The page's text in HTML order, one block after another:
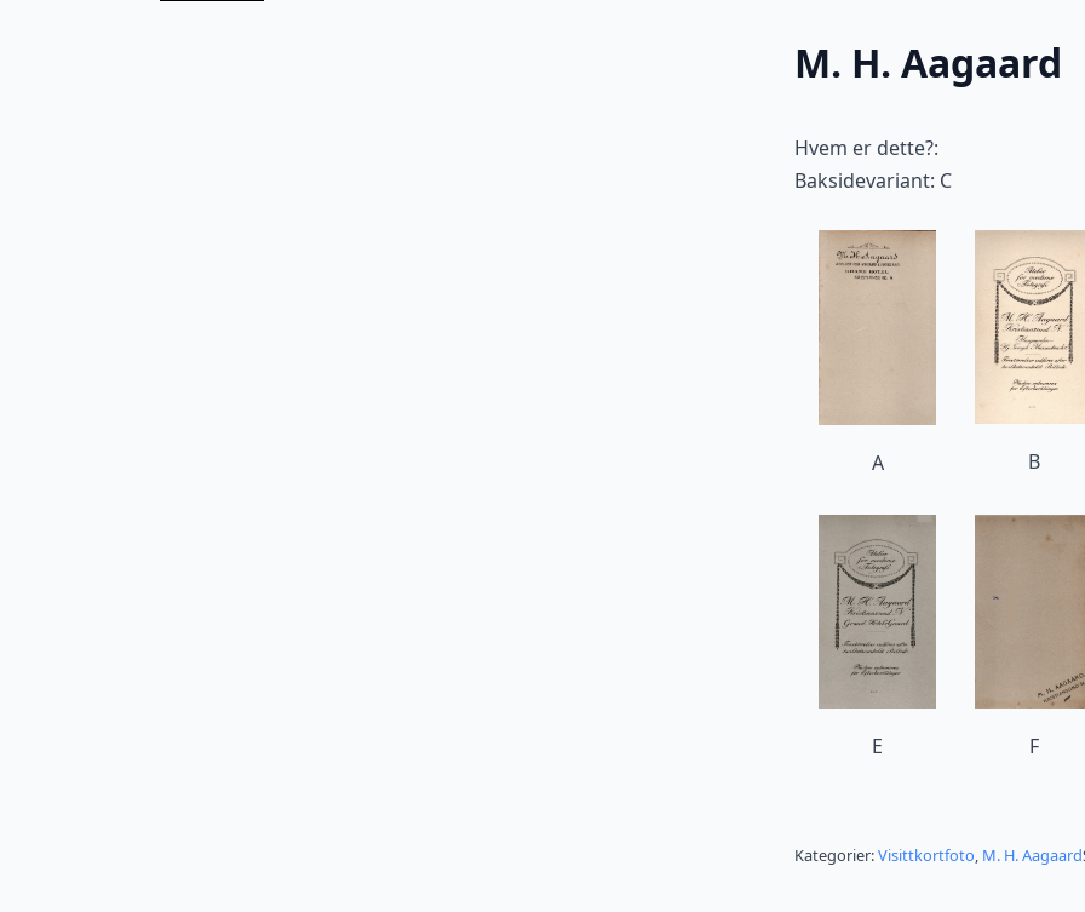
M. H. Aagaard
Hvem er dette?:
Baksidevariant: C
A B
E F
Kategorier:Visittkortfoto, M. H. Aagaard